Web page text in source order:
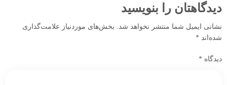
دیدگاهتان را بنویسید
نشانی ایمیل شما منتشر نخواهد شد.
بخش‌های موردنیاز علامت‌گذاری
شده‌اند *
دیدگاه *